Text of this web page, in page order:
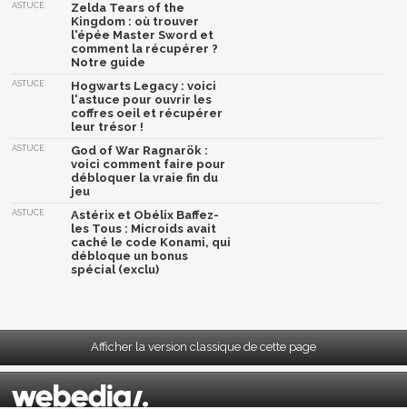
ASTUCE
Zelda Tears of the
Kingdom : où trouver
l'épée Master Sword et
comment la récupérer ?
Notre guide
ASTUCE
Hogwarts Legacy : voici
l'astuce pour ouvrir les
coffres oeil et récupérer
leur trésor !
ASTUCE
God of War Ragnarök :
voici comment faire pour
débloquer la vraie fin du
jeu
ASTUCE
Astérix et Obélix Baffez-
les Tous : Microids avait
caché le code Konami, qui
débloque un bonus
spécial (exclu)
Afficher la version classique de cette page